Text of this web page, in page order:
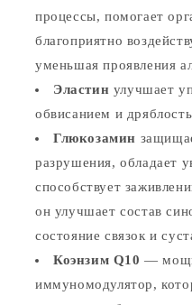
процессы, помогает
благоприятно
уменьшая проявления
Эластин улучшает
обвисанием и
Глюкозамин
разрушения, обладает
способствует
он улучшает состав
состояние связок и
Коэнзим Q10 —
иммуномодулятор,